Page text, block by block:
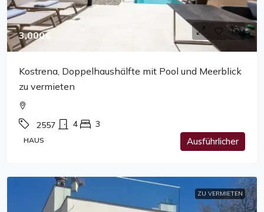
3,000€
Kostrena, Doppelhaushälfte mit Pool und Meerblick
zu vermieten
2557 4 3
HAUS Ausführlicher
ZU VERMIETEN